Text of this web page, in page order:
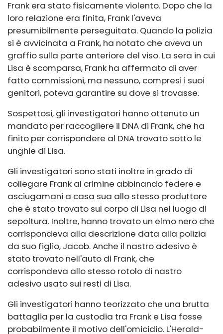
Frank era stato fisicamente violento. Dopo che la
loro relazione era finita, Frank l'aveva
presumibilmente perseguitata. Quando la polizia
si è avvicinata a Frank, ha notato che aveva un
graffio sulla parte anteriore del viso. La sera in cui
Lisa è scomparsa, Frank ha affermato di aver
fatto commissioni, ma nessuno, compresi i suoi
genitori, poteva garantire su dove si trovasse.
Sospettosi, gli investigatori hanno ottenuto un
mandato per raccogliere il DNA di Frank, che ha
finito per corrispondere al DNA trovato sotto le
unghie di Lisa.
Gli investigatori sono stati inoltre in grado di
collegare Frank al crimine abbinando federe e
asciugamani a casa sua allo stesso produttore
che è stato trovato sul corpo di Lisa nel luogo di
sepoltura. Inoltre, hanno trovato un elmo nero che
corrispondeva alla descrizione data alla polizia
da suo figlio, Jacob. Anche il nastro adesivo è
stato trovato nell'auto di Frank, che
corrispondeva allo stesso rotolo di nastro
adesivo usato sui resti di Lisa.
Gli investigatori hanno teorizzato che una brutta
battaglia per la custodia tra Frank e Lisa fosse
probabilmente il motivo dell'omicidio. L'Herald-